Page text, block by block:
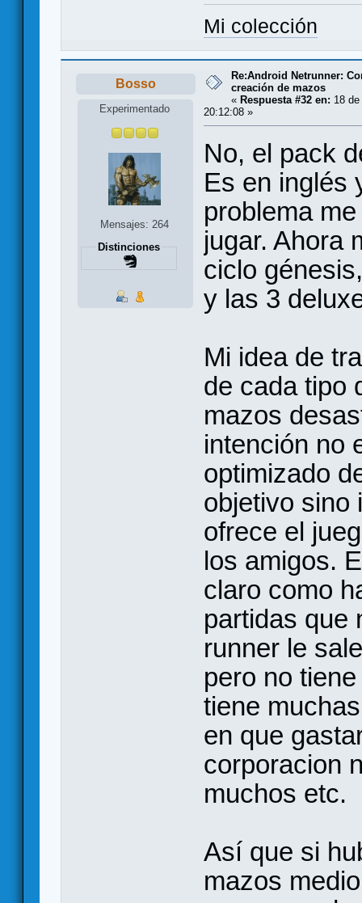
Mi colección
Bosso
Experimentado
Mensajes: 264
Distinciones
Re:Android Netrunner:
creación de mazos
« Respuesta #32 en: 18
20:12:08 »
No, el pack
Es en inglés
problema
jugar. Ahora
ciclo
y las 3
Mi idea de
de cada tipo
mazos
intención no
optimizado
objetivo sino
ofrece el
los amigos.
claro como
partidas que
runner le
pero no
tiene
en que
corporacion
muchos etc.
Así que si
mazos